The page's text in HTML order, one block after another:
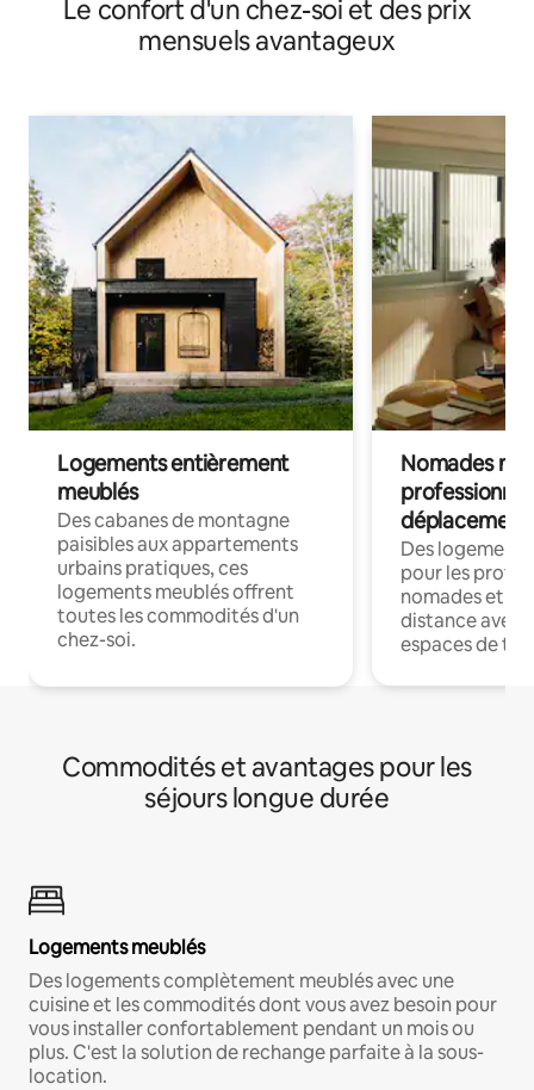
Le confort d'un chez-soi et des prix
mensuels avantageux
Logements entièrement
meublés
Des cabanes de montagne
paisibles aux appartements
urbains pratiques, ces
logements meublés offrent
toutes les commodités d'un
chez-soi.
Nomades
déplacement
Des
pour les
nomades et
distance avec
espaces de
Commodités et avantages pour les
séjours longue durée
Logements meublés
Des logements complètement meublés avec une
cuisine et les commodités dont vous avez besoin pour
vous installer confortablement pendant un mois ou
plus. C'est la solution de rechange parfaite à la sous-
location.